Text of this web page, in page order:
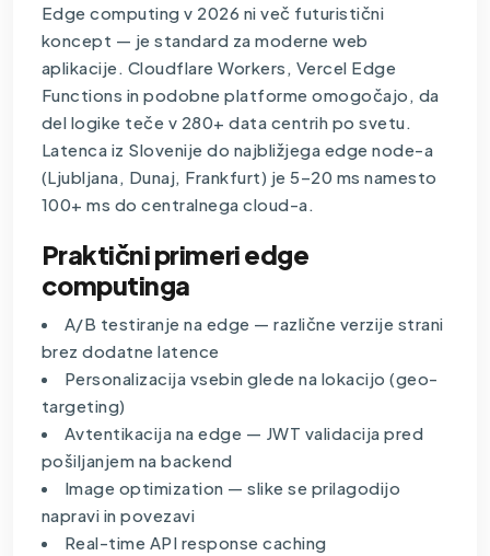
Edge computing v 2026 ni več futuristični
koncept — je standard za moderne web
aplikacije. Cloudflare Workers, Vercel Edge
Functions in podobne platforme omogočajo, da
del logike teče v 280+ data centrih po svetu.
Latenca iz Slovenije do najbližjega edge node-a
(Ljubljana, Dunaj, Frankfurt) je 5–20 ms namesto
100+ ms do centralnega cloud-a.
Praktični primeri edge
computinga
A/B testiranje na edge — različne verzije strani
brez dodatne latence
Personalizacija vsebin glede na lokacijo (geo-
targeting)
Avtentikacija na edge — JWT validacija pred
pošiljanjem na backend
Image optimization — slike se prilagodijo
napravi in povezavi
Real-time API response caching